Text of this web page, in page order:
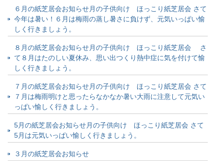
６月の紙芝居会お知らせ月の子供向け ほっこり紙芝居会 さて
今年は暑い！６月は梅雨の蒸し暑さに負けず、元気いっぱい愉
しく行きましょう。
８月の紙芝居会お知らせ月の子供向け ほっこり紙芝居会 さ
て８月はたのしい夏休み、思い出つくり熱中症に気を付けて愉
しく行きましょう。
７月の紙芝居会お知らせ月の子供向け ほっこり紙芝居会 さて
７月は梅雨明けと思ったらなかなか暑い大雨に注意して元気い
っぱい愉しく行きましょう。
5月の紙芝居会お知らせ月の子供向け ほっこり紙芝居会 さて
5月は元気いっぱい愉しく行きましょう。
３月の紙芝居会お知らせ